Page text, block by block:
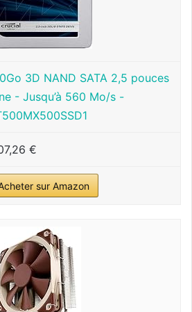
3D NAND SATA 2,5 pouces
- Jusqu’à 560 Mo/s -
€
sur Amazon